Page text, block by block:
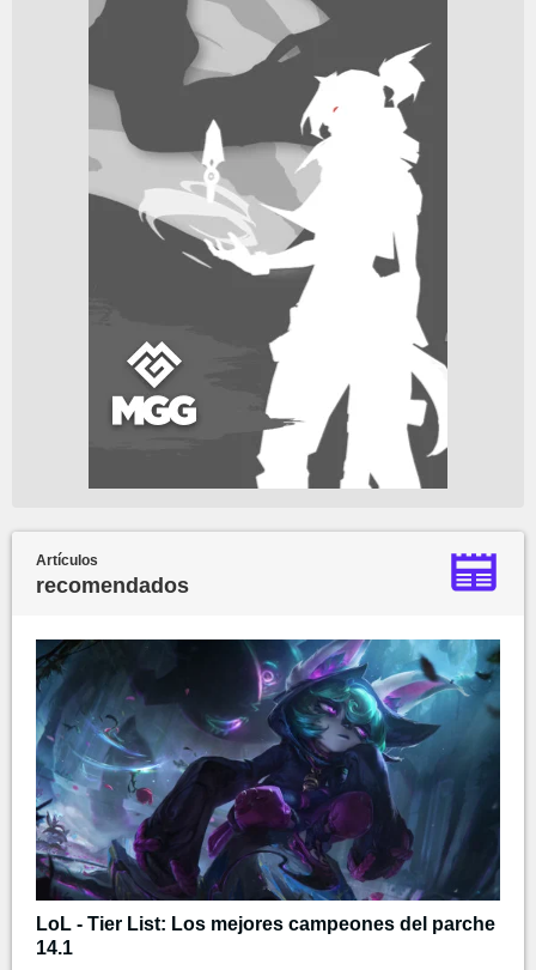
Artículos
recomendados
LoL - Tier List: Los mejores campeones del parche
14.1